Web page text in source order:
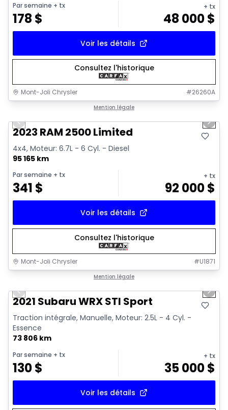
Par semaine + tx
178 $
+ tx
48 000$
Voir les détails
Consultez l'historique
Mont-Joli Chrysler #26260A
Mention légale
Previous slide Next
2023 RAM 2500 Limited
4x4, Moteur: 6.7L - 6 Cyl. - Diesel
95 165 km
Par semaine + tx
341 $
+ tx
92 000$
Voir les détails
Consultez l'historique
Mont-Joli Chrysler #U1871
Mention légale
Vidéo disponible
Previous slide Next
2021 Subaru WRX STI Sport
Traction intégrale, Manuelle, Moteur: 2.5L - 4 Cyl. -
Essence
73 806 km
Par semaine + tx
130$
+ tx
35 000$
Voir les détails